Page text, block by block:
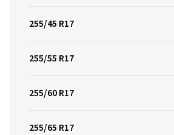
255/45 R17
255/55 R17
255/60 R17
255/65 R17